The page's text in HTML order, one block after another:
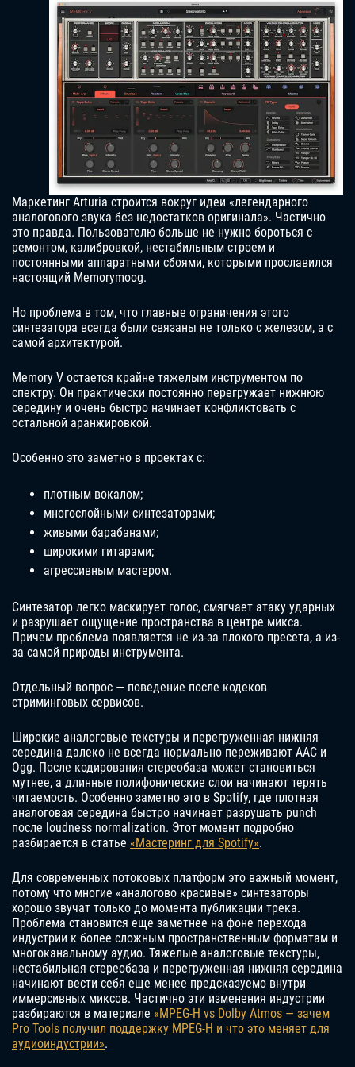
Маркетинг Arturia строится вокруг идеи «легендарного
аналогового звука без недостатков оригинала». Частично
это правда. Пользователю больше не нужно бороться с
ремонтом, калибровкой, нестабильным строем и
постоянными аппаратными сбоями, которыми прославился
настоящий Memorymoog.
Но проблема в том, что главные ограничения этого
синтезатора всегда были связаны не только с железом, а с
самой архитектурой.
Memory V остается крайне тяжелым инструментом по
спектру. Он практически постоянно перегружает нижнюю
середину и очень быстро начинает конфликтовать с
остальной аранжировкой.
Особенно это заметно в проектах с:
плотным вокалом;
многослойными синтезаторами;
живыми барабанами;
широкими гитарами;
агрессивным мастером.
Синтезатор легко маскирует голос, смягчает атаку ударных
и разрушает ощущение пространства в центре микса.
Причем проблема появляется не из-за плохого пресета, а из-
за самой природы инструмента.
Отдельный вопрос — поведение после кодеков
стриминговых сервисов.
Широкие аналоговые текстуры и перегруженная нижняя
середина далеко не всегда нормально переживают AAC и
Ogg. После кодирования стереобаза может становиться
мутнее, а длинные полифонические слои начинают терять
читаемость. Особенно заметно это в Spotify, где плотная
аналоговая середина быстро начинает разрушать punch
после loudness normalization. Этот момент подробно
разбирается в статье «Мастеринг для Spotify».
Для современных потоковых платформ это важный момент,
потому что многие «аналогово красивые» синтезаторы
хорошо звучат только до момента публикации трека.
Проблема становится еще заметнее на фоне перехода
индустрии к более сложным пространственным форматам и
многоканальному аудио. Тяжелые аналоговые текстуры,
нестабильная стереобаза и перегруженная нижняя середина
начинают вести себя еще менее предсказуемо внутри
иммерсивных миксов. Частично эти изменения индустрии
разбираются в материале «MPEG-H vs Dolby Atmos — зачем
Pro Tools получил поддержку MPEG-H и что это меняет для
аудиоиндустрии».